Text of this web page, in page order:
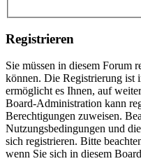
Registrieren
Sie müssen in diesem Forum
können. Die Registrierung ist
ermöglicht es Ihnen, auf
Board-Administration kann
Berechtigungen zuweisen.
Nutzungsbedingungen und
sich registrieren. Bitte
wenn Sie sich in diesem